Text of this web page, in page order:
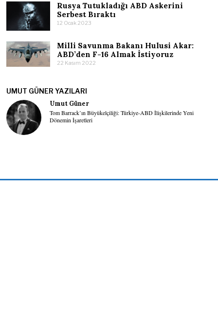
Rusya Tutukladığı ABD Askerini
Serbest Bıraktı
12 Ocak 2023
Milli Savunma Bakanı Hulusi Akar:
ABD’den F-16 Almak İstiyoruz
22 Kasım 2022
UMUT GÜNER YAZILARI
Umut Güner
Tom Barrack’ın Büyükelçiliği: Türkiye-ABD İlişkilerinde Yeni
Dönemin İşaretleri